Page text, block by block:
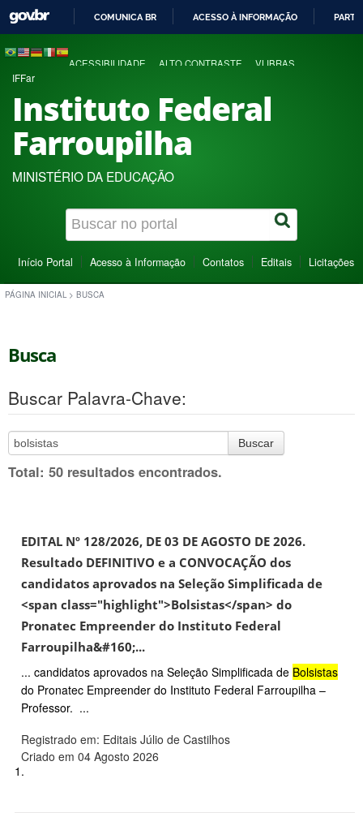
COMUNICA BR ACESSO À INFORMAÇÃO
ACESSIBILIDADE ALTO CONTRASTE VLIBRAS
IFFar
Instituto Federal
Farroupilha
MINISTÉRIO DA EDUCAÇÃO
Início Portal Acesso à Informação Contatos Editais Licitações
PÁGINA INICIAL > BUSCA
Busca
Buscar Palavra-Chave:
Buscar
Total: 50 resultados encontrados.
EDITAL Nº 128/2026, DE 03 DE AGOSTO DE 2026.
Resultado DEFINITIVO e a CONVOCAÇÃO dos
candidatos aprovados na Seleção Simplificada de
<span class="highlight">Bolsistas</span> do
Pronatec Empreender do Instituto Federal
Farroupilha&#160;...
... candidatos aprovados na Seleção Simplificada de Bolsistas
do Pronatec Empreender do Instituto Federal Farroupilha –
Professor. ...
Registrado em: Editais Júlio de Castilhos
Criado em 04 Agosto 2026
1.